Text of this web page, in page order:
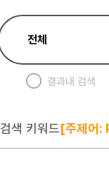
결과내 검색
검색 키워드[주제